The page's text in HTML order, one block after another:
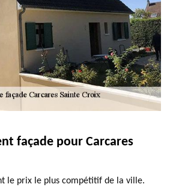
façade pour Carcares
le prix le plus compétitif de la ville.